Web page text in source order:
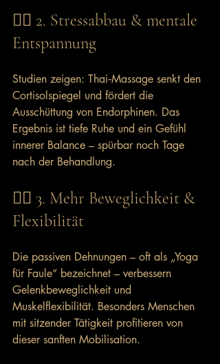
🧘‍♂️ 2. Stressabbau & mentale
Entspannung
Studien zeigen: Thai‑Massage senkt den
Cortisolspiegel und fördert die
Ausschüttung von Endorphinen. Das
Ergebnis ist tiefe Ruhe und ein Gefühl
innerer Balance – spürbar noch Tage
nach der Behandlung.
🤸‍♀️ 3. Mehr Beweglichkeit &
Flexibilität
Die passiven Dehnungen – oft als „Yoga
für Faule“ bezeichnet – verbessern
Gelenkbeweglichkeit und
Muskelflexibilität. Besonders Menschen
mit sitzender Tätigkeit profitieren von
dieser sanften Mobilisation.